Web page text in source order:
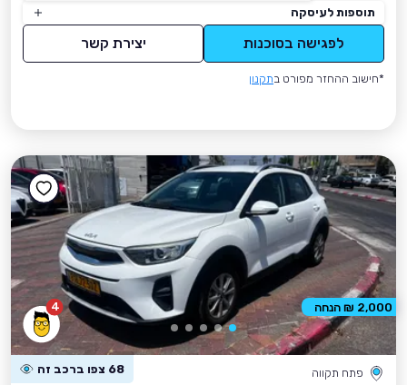
תוספות לעיסקה
לפגישה בסוכנות יצירת קשר
*חישוב ההחזר מפורט בתקנון
4
פתח תקווה 68 צפו ברכב זה
2,000 ₪ הנחה